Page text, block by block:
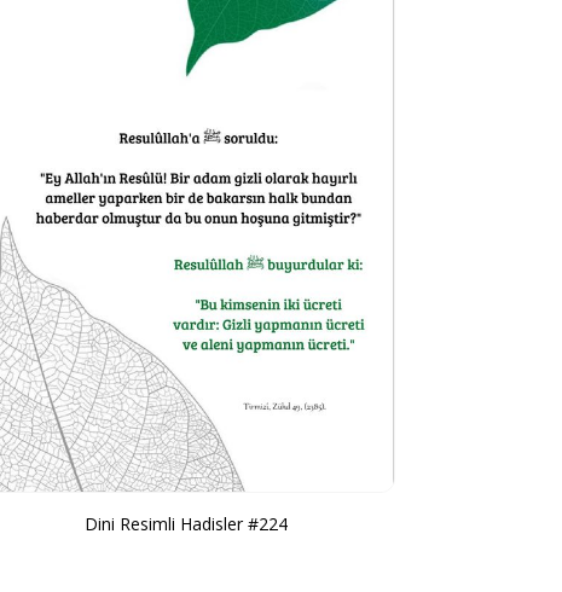
Dini Resimli Hadisler #224